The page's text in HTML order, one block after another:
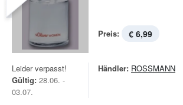
Preis: € 6,99
Leider verpasst!
Gültig: 28.06. -
03.07.
Händler: ROSSMANN